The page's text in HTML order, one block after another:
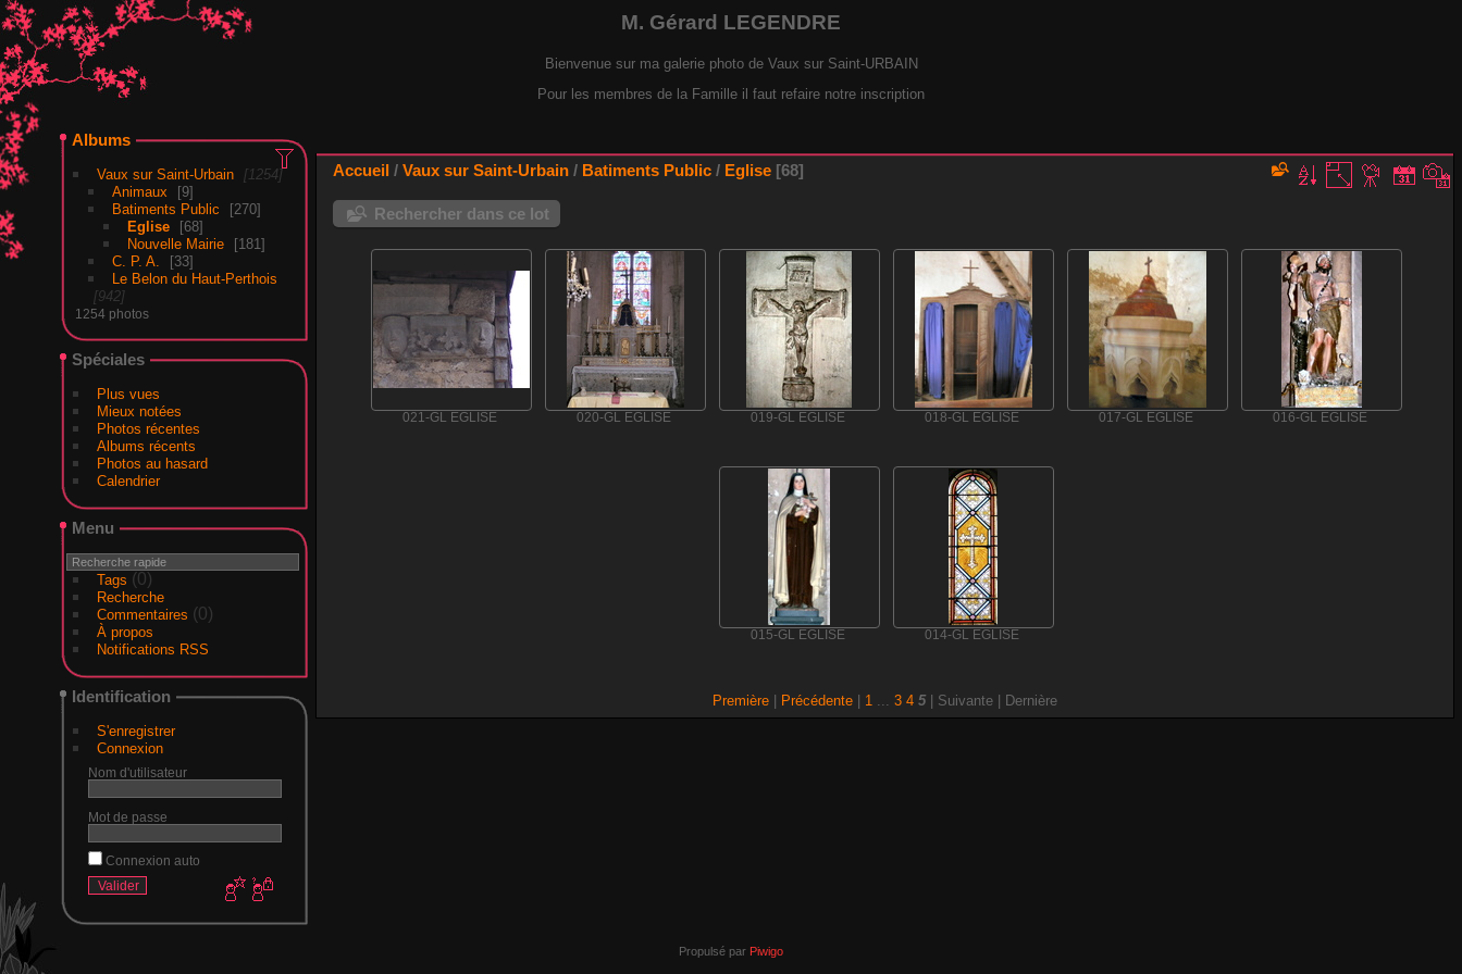
M. Gérard LEGENDRE
Bienvenue sur ma galerie photo de Vaux sur Saint-URBAIN
Pour les membres de la Famille il faut refaire notre inscription
Albums
Vaux sur Saint-Urbain
1254
Animaux
9
Batiments Public
270
Eglise
68
Nouvelle Mairie
181
C. P. A.
33
Le Belon du Haut-Perthois
942
1254 photos
Spéciales
Plus vues
Mieux notées
Photos récentes
Albums récents
Photos au hasard
Calendrier
Menu
Tags (0)
Recherche
Commentaires (0)
À propos
Notifications RSS
Identification
S'enregistrer
Connexion
Nom d'utilisateur
Mot de passe
Connexion auto
Accueil / Vaux sur Saint-Urbain / Batiments Public / Eglise 68
Rechercher dans ce lot
021-GL EGLISE 020-GL EGLISE 019-GL EGLISE 018-GL EGLISE 017-GL EGLISE 016-GL EGLISE
015-GL EGLISE 014-GL EGLISE
Première Précédente 1 3 4 5 | Suivante | Dernière
Propulsé par Piwigo